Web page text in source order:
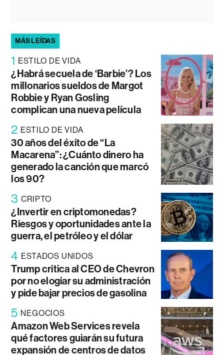
MÁS LEÍDAS
1 ESTILO DE VIDA
¿Habrá secuela de ‘Barbie’? Los
millonarios sueldos de Margot
Robbie y Ryan Gosling
complican una nueva película
2 ESTILO DE VIDA
30 años del éxito de “La
Macarena”: ¿Cuánto dinero ha
generado la canción que marcó
los 90?
3 CRIPTO
¿Invertir en criptomonedas?
Riesgos y oportunidades ante la
guerra, el petróleo y el dólar
4 ESTADOS UNIDOS
Trump critica al CEO de Chevron
por no elogiar su administración
y pide bajar precios de gasolina
5 NEGOCIOS
Amazon Web Services revela
qué factores guiarán su futura
expansión de centros de datos